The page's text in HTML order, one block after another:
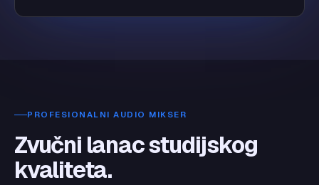
PROFESIONALNI AUDIO MIKSER
Zvučni lanac studijskog
kvaliteta.